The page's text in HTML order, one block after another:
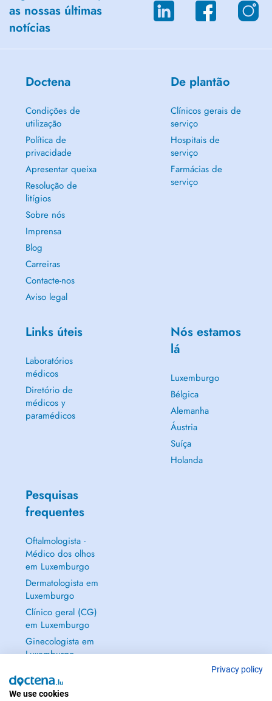
as nossas últimas
notícias
Doctena
Condições de
utilização
Política de
privacidade
Apresentar queixa
Resolução de
litígios
Sobre nós
Imprensa
Blog
Carreiras
Contacte-nos
Aviso legal
De plantão
Clínicos gerais de
serviço
Hospitais de
serviço
Farmácias de
serviço
Links úteis
Laboratórios
médicos
Diretório de
médicos y
paramédicos
Nós estamos
lá
Luxemburgo
Bélgica
Alemanha
Áustria
Suíça
Holanda
Pesquisas
frequentes
Oftalmologista -
Médico dos olhos
em Luxemburgo
Dermatologista em
Luxemburgo
Clínico geral (CG)
em Luxemburgo
Ginecologista em
Luxemburgo
Privacy policy
We use cookies